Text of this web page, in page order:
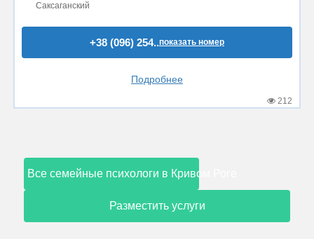
Саксаганский
+38 (096) 254..показать номер
Подробнее
212
Все семейные психологи в Кривом Роге
Разместить услуги